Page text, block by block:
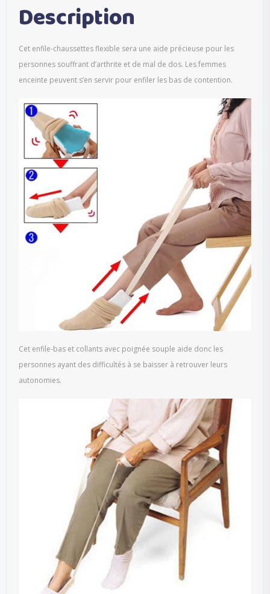
Description
Cet enfile-chaussettes flexible sera une aide précieuse pour les
personnes souffrant d’arthrite et de mal de dos. Les femmes
enceinte peuvent s’en servir pour enfiler les bas de contention.
Cet enfile-bas et collants avec poignée souple aide donc les
personnes ayant des difficultés à se baisser à retrouver leurs
autonomies.